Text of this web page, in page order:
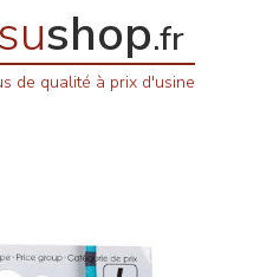
shop.fr
de qualité à prix d'usine